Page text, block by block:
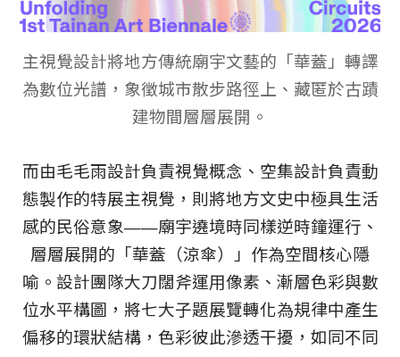
主視覺設計將地方傳統廟宇文藝的「華蓋」轉譯
為數位光譜，象徵城市散步路徑上、藏匿於古蹟
建物間層層展開。
而由毛毛雨設計負責視覺概念、空集設計負責動
態製作的特展主視覺，則將地方文史中極具生活
感的民俗意象——廟宇遶境時同樣逆時鐘運行、
層層展開的「華蓋（涼傘）」作為空間核心隱
喻。設計團隊大刀闊斧運用像素、漸層色彩與數
位水平構圖，將七大子題展覽轉化為規律中產生
偏移的環狀結構，色彩彼此滲透干擾，如同不同